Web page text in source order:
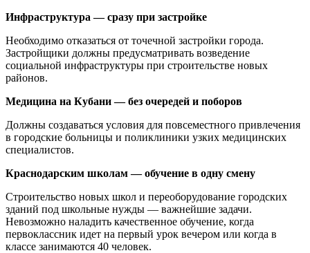
Инфраструктура — сразу при застройке
Необходимо отказаться от точечной застройки города.
Застройщики должны предусматривать возведение
социальной инфраструктуры при строительстве новых
районов.
Медицина на Кубани — без очередей и поборов
Должны создаваться условия для повсеместного привлечения
в городские больницы и поликлиники узких медицинских
специалистов.
Краснодарским школам — обучение в одну смену
Строительство новых школ и переоборудование городских
зданий под школьные нужды — важнейшие задачи.
Невозможно наладить качественное обучение, когда
первоклассник идет на первый урок вечером или когда в
классе занимаются 40 человек.